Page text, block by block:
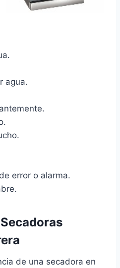
agua.
error o alarma.
de una secadora en